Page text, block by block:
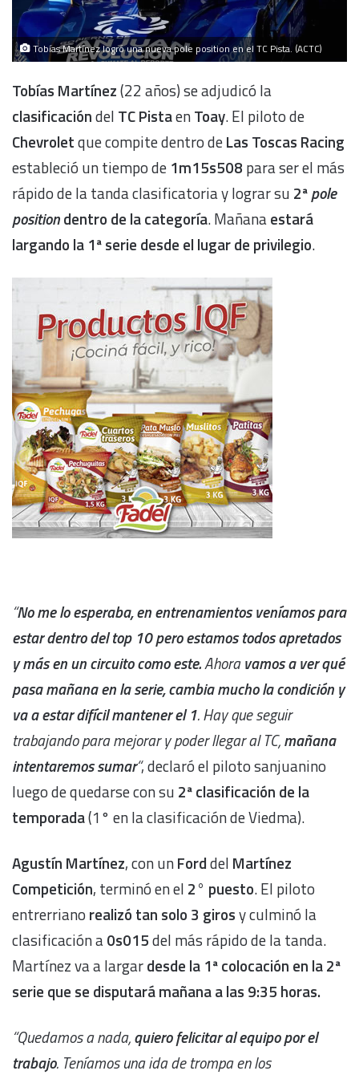
Tobías Martínez logró una nueva pole position en el TC Pista. (ACTC)
Tobías Martínez(22 años) se adjudicó la
clasificacióndel TC PistaenToay. El piloto de
Chevroletque compite dentro deLas Toscas Racing
estableció un tiempo de 1m15s508 para ser el más
rápido de la tanda clasificatoria y lograr su 2ªpole
positiondentro de la categoría. Mañanaestará
largando la 1ª serie desde el lugar de privilegio.
“No me lo esperaba, en entrenamientos veníamos para
estar dentro del top 10 pero estamos todos apretados
y más en un circuito como este.Ahoravamos a ver qué
pasa mañana en la serie, cambia mucho la condición y
va a estar difícilmantener el 1. Hay que seguir
trabajando para mejorar y poder llegar al TC,mañana
intentaremos sumar“, declaró el piloto sanjuanino
luego de quedarse con su 2ª clasificación de la
temporada(1° en la clasificación de Viedma).
Agustín Martínez, con unForddel Martínez
Competición, terminó en el 2° puesto. El piloto
entrerriano realizó tan solo 3 girosy culminó la
clasificación a0s015del más rápido de la tanda.
Martínez va a largardesde la 1ª colocación en la 2ª
serie que se disputará mañana a las 9:35 horas.
“Quedamos a nada,quiero felicitar al equipo por el
trabajo. Teníamos una ida de trompa en los